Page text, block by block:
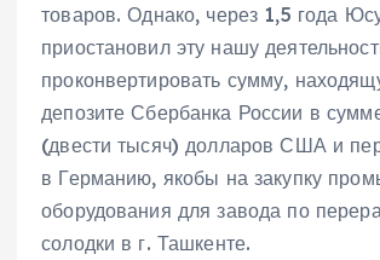
товаров. Однако, через 1,5 года
приостановил эту нашу
проконвертировать сумму,
депозите Сбербанка России в
(двести тысяч) долларов США и
в Германию, якобы на закупку
оборудования для завода по
солодки в г. Ташкенте.